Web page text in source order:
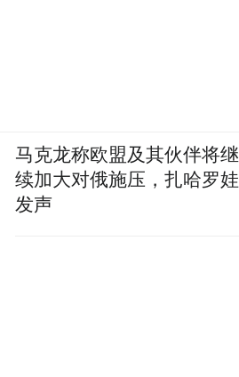
马克龙称欧盟及其伙伴将继
续加大对俄施压，扎哈罗娃
发声